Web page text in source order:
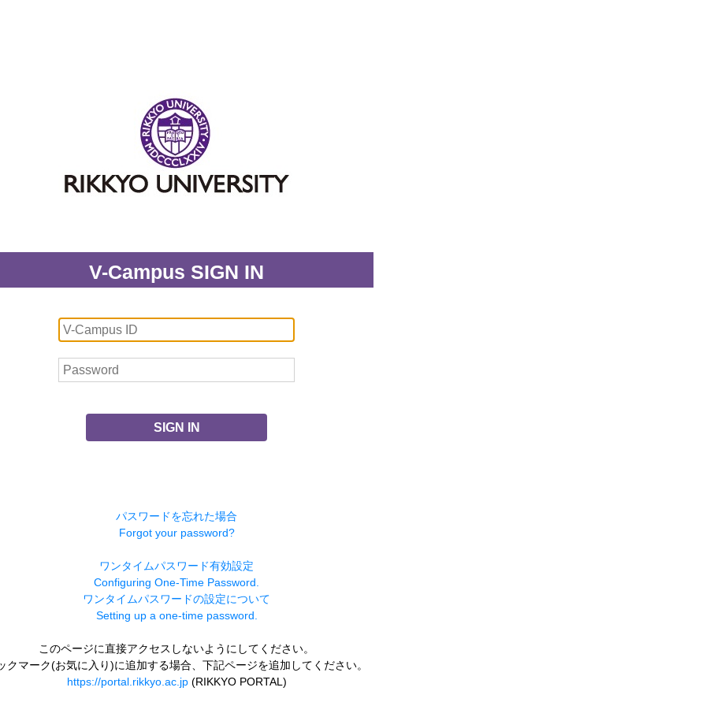
V-Campus SIGN IN
SIGN IN
パスワードを忘れた場合
Forgot your password?
ワンタイムパスワード有効設定
Configuring One-Time Password.
ワンタイムパスワードの設定について
Setting up a one-time password.
このページに直接アクセスしないようにしてください。
クマーク(お気に入り)に追加する場合、下記ページを追加してください。
https://portal.rikkyo.ac.jp(RIKKYO PORTAL)